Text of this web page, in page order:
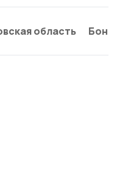
область